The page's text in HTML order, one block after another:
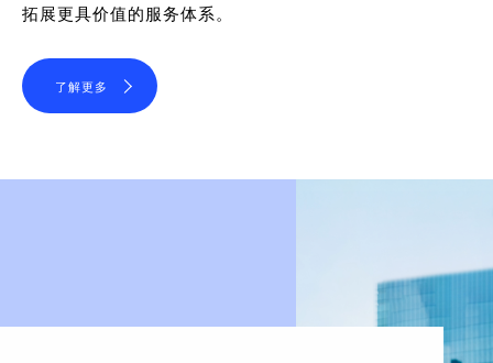
拓展更具价值的服务体系。
了解更多